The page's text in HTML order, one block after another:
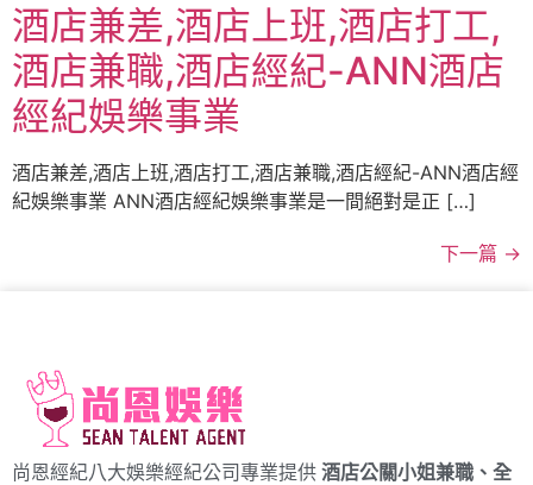
酒店兼差,酒店上班,酒店打工,
酒店兼職,酒店經紀-ANN酒店
經紀娛樂事業
酒店兼差,酒店上班,酒店打工,酒店兼職,酒店經紀-ANN酒店經
紀娛樂事業 ANN酒店經紀娛樂事業是一間絕對是正 […]
下一篇 →
尚恩經紀八大娛樂經紀公司專業提供 酒店公關小姐兼職、全